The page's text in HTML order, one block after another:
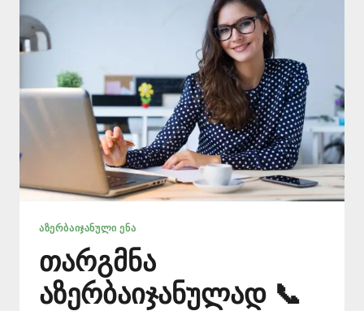
ᲐᲖᲔᲠᲑᲐᲘᲯᲐᲜᲣᲚᲘ ᲔᲜᲐ
თარგმნა
აზერბაიჯანულად 📞